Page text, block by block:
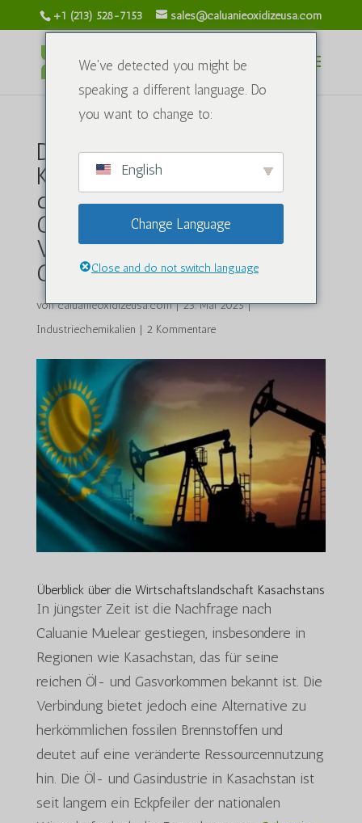
+1 (213) 528-7153 sales@caluanieoxidizeusa.com
Der aufsteigende Phönix:
Kasachstans Wirtschaft und
die Rolle der Oxidation von
Caluanie Muelear im
Vergleich zur Öl- und
Gasproduktion
voncaluanieoxidizeusa.com|23. Mai 2025|
Industriechemikalien | 2 Kommentare
Überblick über die Wirtschaftslandschaft Kasachstans
In jüngster Zeit ist die Nachfrage nach
Caluanie Muelear gestiegen, insbesondere in
Regionen wie Kasachstan, das für seine
reichen Öl- und Gasvorkommen bekannt ist. Die
Verbindung bietet jedoch eine Alternative zu
herkömmlichen fossilen Brennstoffen und
deutet auf eine veränderte Ressourcennutzung
hin. Die Öl- und Gasindustrie in Kasachstan ist
seit langem ein Eckpfeiler der nationalen
We've detected you might be
speaking a different language. Do
you want to change to:
English
Change Language
Close and do not switch language